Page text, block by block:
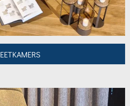
EETKAMERS